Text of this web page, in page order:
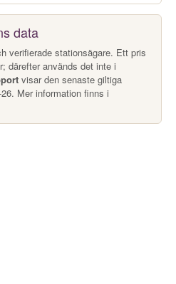
data
verifierade stationsägare. Ett pris
därefter används det inte i
visar den senaste giltiga
Mer information finns i